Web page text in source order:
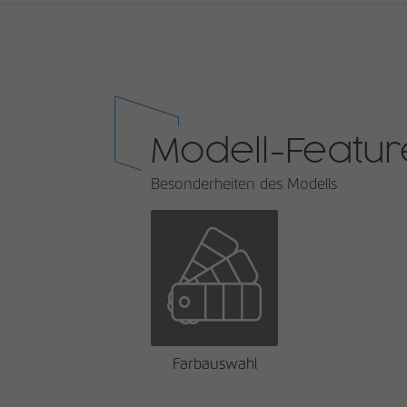
Modell-
Besonderheiten des Modells
Farbauswahl